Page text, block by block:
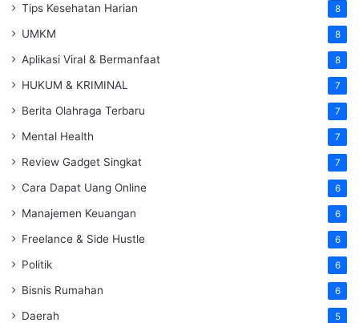
Tips Kesehatan Harian 8
UMKM 8
Aplikasi Viral & Bermanfaat 8
HUKUM & KRIMINAL 7
Berita Olahraga Terbaru 7
Mental Health 7
Review Gadget Singkat 7
Cara Dapat Uang Online 6
Manajemen Keuangan 6
Freelance & Side Hustle 6
Politik 6
Bisnis Rumahan 6
Daerah 5